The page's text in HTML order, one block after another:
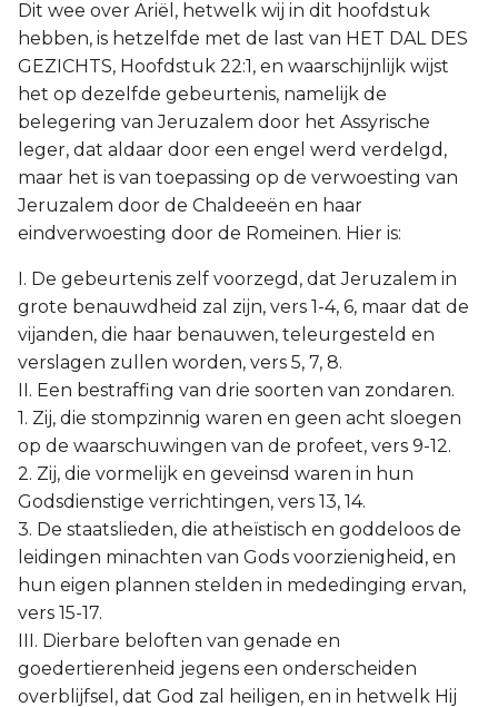
Dit wee over Ariël, hetwelk wij in dit hoofdstuk
hebben, is hetzelfde met de last van HET DAL DES
GEZICHTS, Hoofdstuk 22:1, en waarschijnlijk wijst
het op dezelfde gebeurtenis, namelijk de
belegering van Jeruzalem door het Assyrische
leger, dat aldaar door een engel werd verdelgd,
maar het is van toepassing op de verwoesting van
Jeruzalem door de Chaldeeën en haar
eindverwoesting door de Romeinen. Hier is:
I. De gebeurtenis zelf voorzegd, dat Jeruzalem in
grote benauwdheid zal zijn, vers 1-4, 6, maar dat de
vijanden, die haar benauwen, teleurgesteld en
verslagen zullen worden, vers 5, 7, 8.
II. Een bestraffing van drie soorten van zondaren.
1. Zij, die stompzinnig waren en geen acht sloegen
op de waarschuwingen van de profeet, vers 9-12.
2. Zij, die vormelijk en geveinsd waren in hun
Godsdienstige verrichtingen, vers 13, 14.
3. De staatslieden, die atheïstisch en goddeloos de
leidingen minachten van Gods voorzienigheid, en
hun eigen plannen stelden in mededinging ervan,
vers 15-17.
III. Dierbare beloften van genade en
goedertierenheid jegens een onderscheiden
overblijfsel, dat God zal heiligen, en in hetwelk Hij